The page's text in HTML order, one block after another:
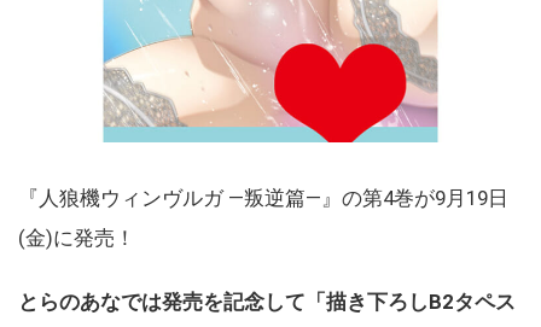
『人狼機ウィンヴルガ ―叛逆篇―』の第4巻が9月19日
(金)に発売！
とらのあなでは発売を記念して「描き下ろしB2タペス